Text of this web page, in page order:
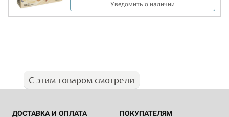
Уведомить о наличии
С этим товаром смотрели
ДОСТАВКА И ОПЛАТА ПОКУПАТЕЛЯМ